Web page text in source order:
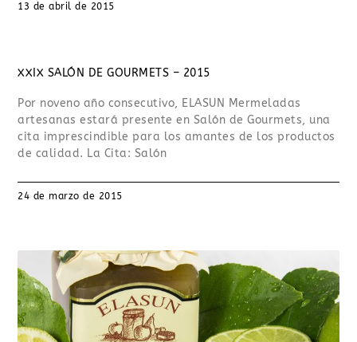
13 de abril de 2015
XXIX SALÓN DE GOURMETS – 2015
Por noveno año consecutivo, ELASUN Mermeladas
artesanas estará presente en Salón de Gourmets, una
cita imprescindible para los amantes de los productos
de calidad. La Cita: Salón
24 de marzo de 2015